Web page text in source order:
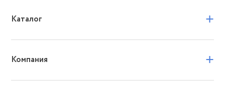
Каталог +
Компания +